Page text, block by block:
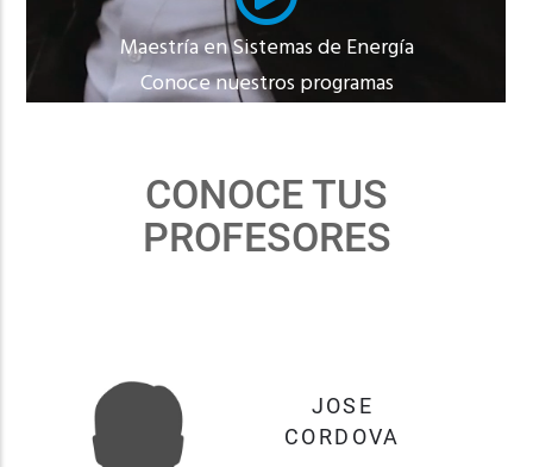
Maestría en Sistemas de Energía
Conoce nuestros programas
CONOCE TUS
PROFESORES
JIMMY
CORDOVA